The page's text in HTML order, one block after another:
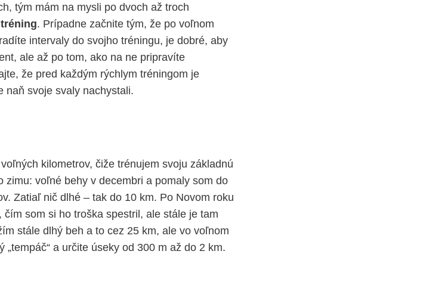
tým mám na mysli po dvoch až troch
. Prípadne začnite tým, že po voľnom
intervaly do svojho tréningu, je dobré, aby
ale až po tom, ako na ne pripravíte
že pred každým rýchlym tréningom je
naň svoje svaly nachystali.
kilometrov, čiže trénujem svoju základnú
voľné behy v decembri a pomaly som do
Zatiaľ nič dlhé – tak do 10 km. Po Novom roku
som si ho troška spestril, ale stále je tam
stále dlhý beh a to cez 25 km, ale vo voľnom
a určite úseky od 300 m až do 2 km.